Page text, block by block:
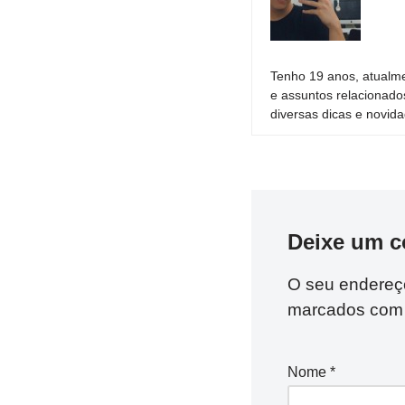
Tenho 19 anos,
e assuntos
diversas dicas e
Deixe um
O seu
marcados
Nome *